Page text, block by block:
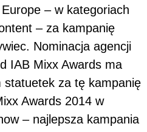
– w kategoriach
– za kampanię
Nominacja agencji
IAB Mixx Awards ma
statuetek za tę kampanię
Awards 2014 w
– najlepsza kampania